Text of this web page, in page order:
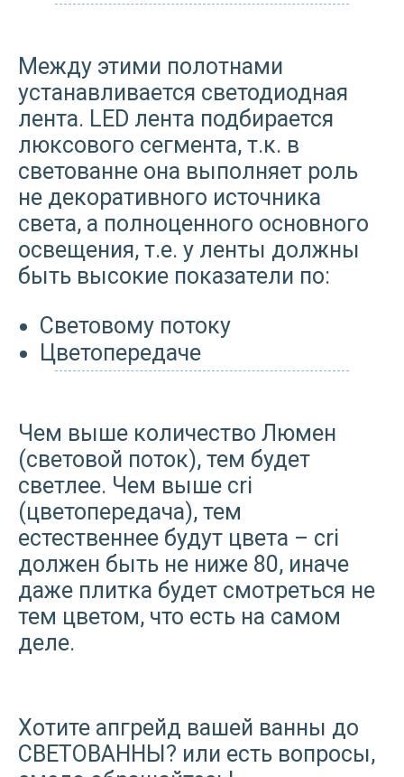
Между этими полотнами
устанавливается светодиодная
лента. LED лента подбирается
люксового сегмента, т.к. в
светованне она выполняет роль
не декоративного источника
света, а полноценного основного
освещения, т.е. у ленты должны
быть высокие показатели по:
Световому потоку
Цветопередаче
Чем выше количество Люмен
(световой поток), тем будет
светлее. Чем выше cri
(цветопередача), тем
естественнее будут цвета – cri
должен быть не ниже 80, иначе
даже плитка будет смотреться не
тем цветом, что есть на самом
деле.
Хотите апгрейд вашей ванны до
СВЕТОВАННЫ? или есть вопросы,